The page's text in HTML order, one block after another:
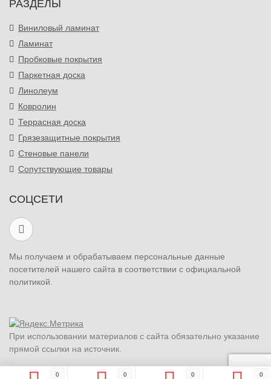
РАЗДЕЛЫ
Виниловый ламинат
Ламинат
Пробковые покрытия
Паркетная доска
Линолеум
Ковролин
Террасная доска
Грязезащитные покрытия
Стеновые панели
Сопутствующие товары
СОЦСЕТИ
Мы получаем и обрабатываем персональные данные
посетителей нашего сайта в соответствии с официальной
политикой.
При использовании материалов с сайта обязательно указание
прямой ссылки на источник.
0 0 0 0